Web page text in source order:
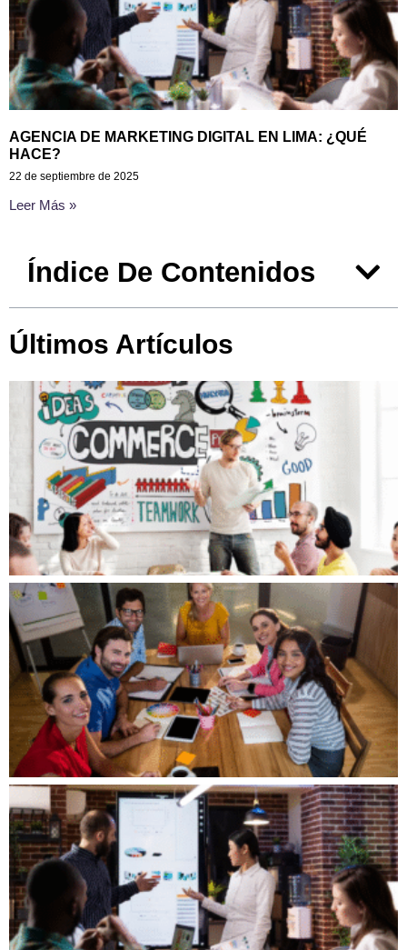
AGENCIA DE MARKETING DIGITAL EN LIMA: ¿QUÉ
HACE?
22 de septiembre de 2025
Leer Más »
Índice De Contenidos
Últimos Artículos